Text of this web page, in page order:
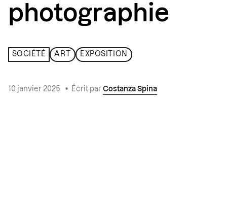
photographie
SOCIÉTÉ ART EXPOSITION
10 janvier 2025 • Écrit par Costanza Spina